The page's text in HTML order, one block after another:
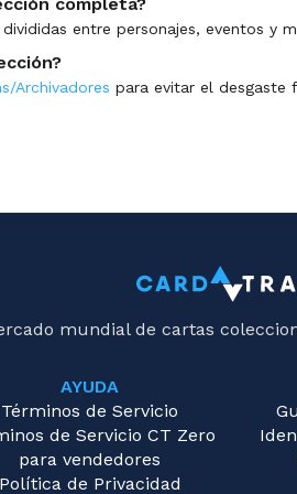
entre personajes, eventos y
Archivadores para evitar el desgaste
mundial de cartas
AYUDA
Términos de Servicio
de Servicio CT Zero
para vendedores
de Privacidad